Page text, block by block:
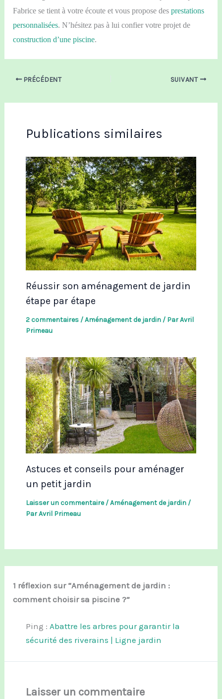
Fabrice se tient à votre écoute et vous propose desprestations
personnalisées. N’hésitez pas à lui confier votre projet de
construction d’une piscine.
PRÉCÉDENT SUIVANT
Publications similaires
Réussir son aménagement de jardin
étape par étape
2 commentaires /Aménagement de jardin/ ParAvril
Primeau
Astuces et conseils pour aménager
un petit jardin
Laisser un commentaire /Aménagement de jardin/
ParAvril Primeau
1 réflexion sur “Aménagement de jardin :
comment choisir sa piscine ?”
Ping : Abattre les arbres pour garantir la
sécurité des riverains | Ligne jardin
Laisser un commentaire